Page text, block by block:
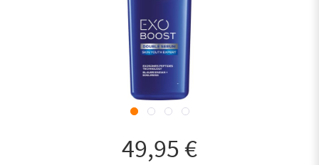
49,95 €